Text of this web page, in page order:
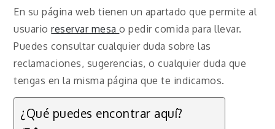
En su página web tienen un apartado que permite al
usuarioreservar mesao pedir comida para llevar.
Puedes consultar cualquier duda sobre las
reclamaciones, sugerencias, o cualquier duda que
tengas en la misma página que te indicamos.
¿Qué puedes encontrar aquí?